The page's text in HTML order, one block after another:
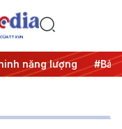
TTXVN
năng lượng #Bảo